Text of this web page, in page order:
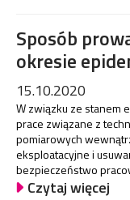
Sposób
okresie
15.10.2020
W związku ze stanem
prace związane z
pomiarowych
eksploatacyjne i
bezpieczeństwo
Czytaj więcej